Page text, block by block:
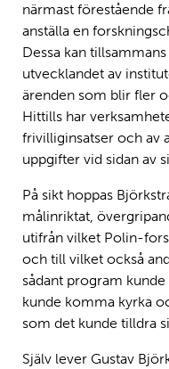
närmast förestående
anställa en
Dessa kan
utvecklandet av
ärenden som blir fler
Hittills har
frivilliginsatser och av
uppgifter vid sidan av
På sikt hoppas
målinriktat,
utifrån vilket Polin-
och till vilket också
sådant program
kunde komma kyrka
som det kunde tilldra
Själv lever Gustav